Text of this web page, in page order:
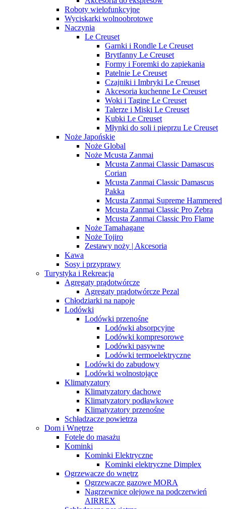
Roboty wielofunkcyjne
Wyciskarki wolnoobrotowe
Naczynia
Le Creuset
Garnki i Rondle Le Creuset
Brytfanny Le Creuset
Formy i Foremki do zapiekania
Patelnie Le Creuset
Czajniki i Imbryki Le Creuset
Akcesoria kuchenne Le Creuset
Woki i Tagine Le Creuset
Talerze i Miski Le Creuset
Kubki Le Creuset
Młynki do soli i pieprzu Le Creuset
Noże Japońskie
Noże Global
Noże Mcusta Zanmai
Mcusta Zanmai Classic Damascus
Corian
Mcusta Zanmai Classic Damascus
Pakka
Mcusta Zanmai Supreme Hammered
Mcusta Zanmai Classic Pro Zebra
Mcusta Zanmai Classic Pro Flame
Noże Tamahagane
Noże Tojiro
Zestawy noży | Akcesoria
Kawa
Sosy i przyprawy
Turystyka i Rekreacja
Agregaty prądotwórcze
Agregaty prądotwórcze Pezal
Chłodziarki na napoje
Lodówki
Lodówki przenośne
Lodówki absorpcyjne
Lodówki kompresorowe
Lodówki pasywne
Lodówki termoelektryczne
Lodówki do zabudowy
Lodówki wolnostojące
Klimatyzatory
Klimatyzatory dachowe
Klimatyzatory podławkowe
Klimatyzatory przenośne
Schładzacze powietrza
Dom i Wnętrze
Fotele do masażu
Kominki
Kominki Elektryczne
Kominki elektryczne Dimplex
Ogrzewacze do wnętrz
Ogrzewacze gazowe MORA
Nagrzewnice olejowe na podczerwień
AIRREX